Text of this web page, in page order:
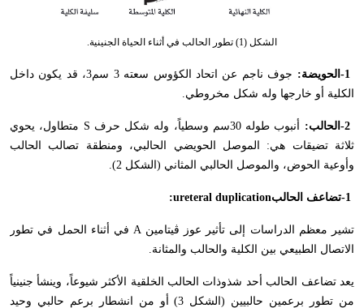
الشكل (1) تطور الحالب في أثناء الحياة الجنينية.
-1 الحويضة:
جوف ناجم عن اتحاد الكؤوس سعته 3 سم3، قد يكون داخل
الكلية أو خارجها وله شكل مخروطي.
-2 الحالب: أنبوب طوله 30سم وسطياً، وله شكل حرف S متطاول، يحوي
ثلاثة تضيقات هي: الموصل الحويضي الحالبي، ومنطقة تصالب الحالب
وأوعية الحوض، والموصل الحالبي المثاني (الشكل 2).
-1تضاعف الحالب:ureteral duplication
تشير معظم الدراسات إلى تأثير عوز ڤيتامين A في أثناء الحمل في تطور
الاتصال الطبيعي بين الكلية والحالب والمثانة.
يعد تضاعف الحالب أحد شذوذات الحالب الخلقية الأكثر شيوعاً، وينشأ جنينياً
من تطور برعمين حالبيين (الشكل 3) أو من انشطار برعم حالبي وحيد